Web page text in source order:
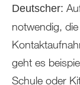
Deutscher:
notwendig,
geht es
Schule oder